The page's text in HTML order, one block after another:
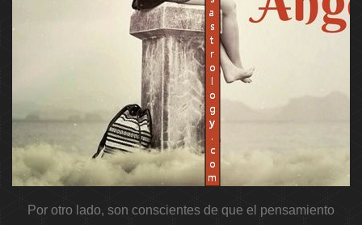
Por otro lado, son conscientes de que el pensamiento